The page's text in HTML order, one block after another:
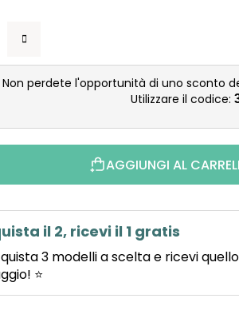
Non perdete l'opportunità di uno sconto
Utilizzare il codice:
AGGIUNGI AL
il 2, ricevi il 1 gratis
3 modelli a scelta e ricevi
⭐